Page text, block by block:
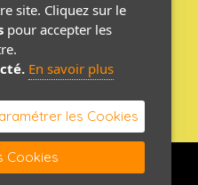
Mentions légales
de confidentialité
Contact / Plan
site. Cliquez sur le
pour accepter les
En savoir plus
les Cookies
Cookies